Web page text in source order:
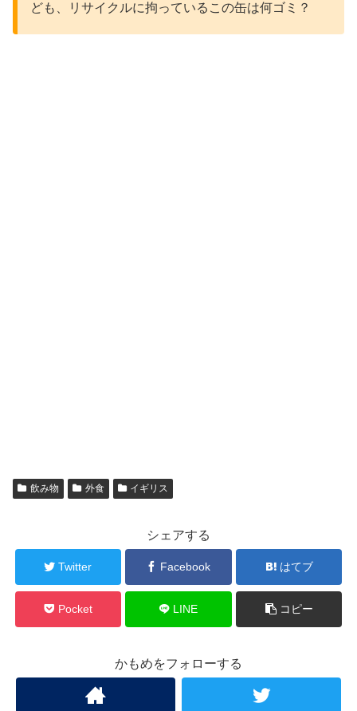
ども、リサイクルに拘っているこの缶は何ゴミ？
飲み物 外食 イギリス
シェアする
Twitter Facebook はてブ
Pocket LINE コピー
かもめをフォローする